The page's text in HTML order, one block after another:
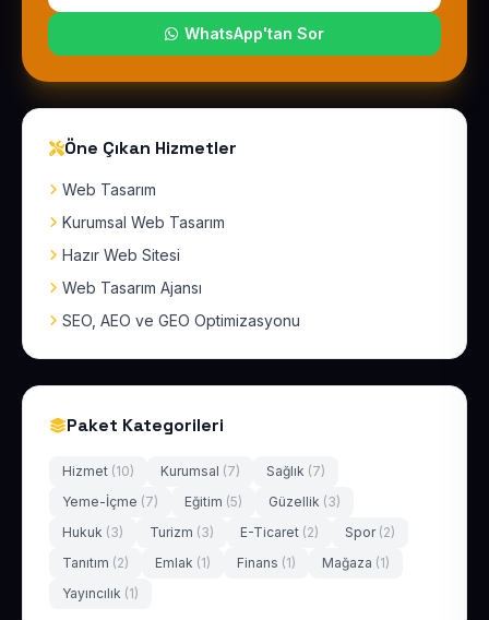
WhatsApp'tan Sor
Öne Çıkan Hizmetler
Web Tasarım
Kurumsal Web Tasarım
Hazır Web Sitesi
Web Tasarım Ajansı
SEO, AEO ve GEO Optimizasyonu
Paket Kategorileri
Hizmet (10) Kurumsal (7) Sağlık (7)
Yeme-İçme (7) Eğitim (5) Güzellik (3)
Hukuk (3) Turizm (3) E-Ticaret (2) Spor (2)
Tanıtım (2) Emlak (1) Finans (1) Mağaza (1)
Yayıncılık (1)